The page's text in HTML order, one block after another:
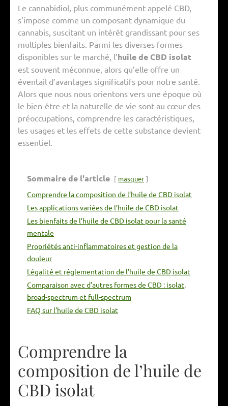
Le cannabidiol, plus communément appelé CBD,
s’impose comme un composant dynamique du
cannabis, suscitant un intérêt grandissant pour ses
multiples bienfaits. Parmi les diverses formes
disponibles sur le marché, l’huile de CBD isolat
est souvent méconnue, alors qu’elle offre un
éventail d’avantages significatifs pour notre santé.
Alors que nous nous orientons vers une époque où
le bien-être et la naturelle de vie sont au cœur des
préoccupations, comprendre les caractéristiques,
les usages et les effets de cette substance devient
essentiel.
Sommaire de l'article masquer
Comprendre la composition de l’huile de CBD isolat
Les applications variées de l’huile de CBD isolat
Les bienfaits de l’huile de CBD isolat pour la santé
mentale
Propriétés anti-inflammatoires et gestion de la
douleur
Légalité et réglementation de l’huile de CBD isolat
Comparaison avec d’autres formes de CBD : isolat,
broad-spectrum et full-spectrum
FAQ sur l’huile de CBD isolat
Comprendre la
composition de l’huile de
CBD isolat